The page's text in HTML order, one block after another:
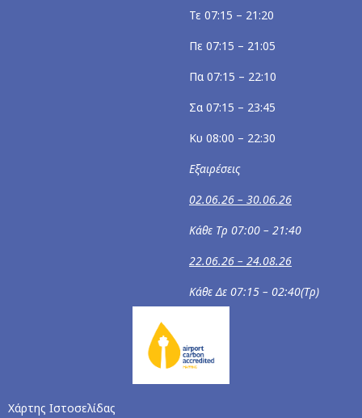
Τε 07:15 – 21:20
Πε 07:15 – 21:05
Πα 07:15 – 22:10
Σα 07:15 – 23:45
Κυ 08:00 – 22:30
Εξαιρέσεις
02.06.26 – 30.06.26
Κάθε Τρ 07:00 – 21:40
22.06.26 – 24.08.26
Κάθε Δε 07:15 – 02:40(Τρ)
Χάρτης Ιστοσελίδας